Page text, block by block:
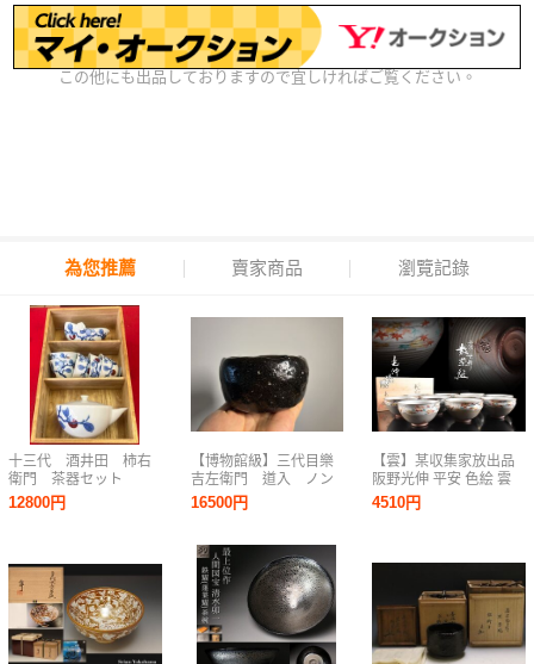
この他にも出品しておりますので宜しければご覧ください。
為您推薦 賣家商品 瀏覽記錄
十三代 酒井田 柿右
衛門 茶器セット
12800円
【博物館級】三代目樂
吉左衛門 道入 ノン
コウ 黒楽茶碗 楽吉
左衛門 十代旦入識
16500円
【雲】某収集家放出品
阪野光伸 平安 色絵 雲
錦 紅葉 絵付 数茶碗 10
客 共箱 古美術品(懐石
4510円